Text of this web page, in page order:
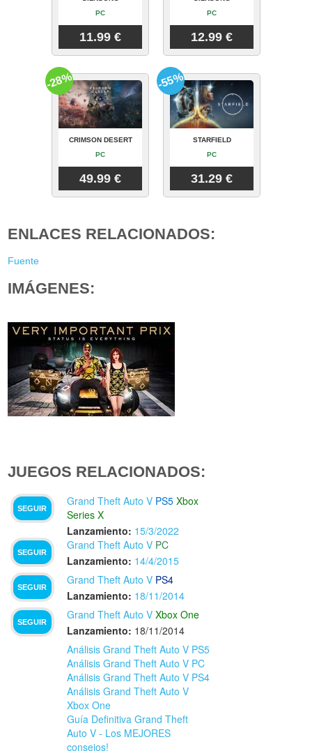
PC
11.99 €
PC
12.99 €
CRIMSON DESERT
PC
49.99 €
-28%
STARFIELD
PC
31.29 €
-55%
ENLACES RELACIONADOS:
Fuente
IMÁGENES:
JUEGOS RELACIONADOS:
SEGUIR
Grand Theft Auto V PS5 Xbox
Series X
Lanzamiento: 15/3/2022
SEGUIR
Grand Theft Auto V PC
Lanzamiento: 14/4/2015
SEGUIR
Grand Theft Auto V PS4
Lanzamiento: 18/11/2014
SEGUIR
Grand Theft Auto V Xbox One
Lanzamiento: 18/11/2014
Análisis Grand Theft Auto V PS5
Análisis Grand Theft Auto V PC
Análisis Grand Theft Auto V PS4
Análisis Grand Theft Auto V
Xbox One
Guía Definitiva Grand Theft
Auto V - Los MEJORES
consejos!